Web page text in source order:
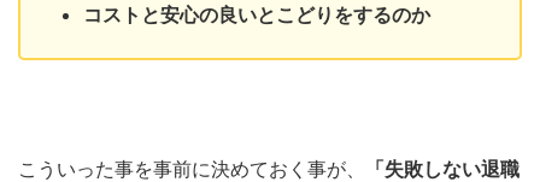
コストと安心の良いとこどりをするのか
こういった事を事前に決めておく事が、
「失敗しない退職